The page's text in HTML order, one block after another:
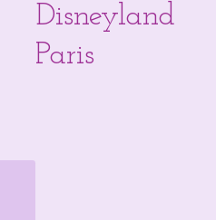
Disneyland
Paris